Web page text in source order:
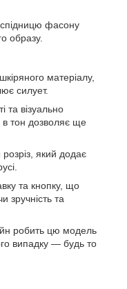
фасону
образу.
матеріалу,
силует.
та візуально
в тон дозволяє ще
який додає
та кнопку, що
зручність та
робить цю модель
випадку — будь то